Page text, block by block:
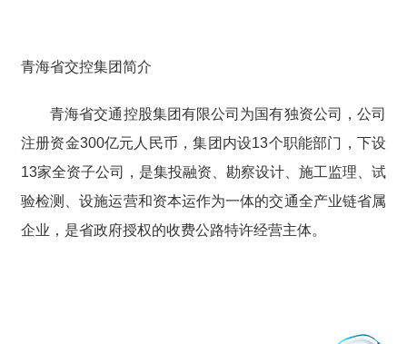
青海省交控集团简介
青海省交通控股集团有限公司为国有独资公司，公司
注册资金300亿元人民币，集团内设13个职能部门，下设
13家全资子公司，是集投融资、勘察设计、施工监理、试
验检测、设施运营和资本运作为一体的交通全产业链省属
企业，是省政府授权的收费公路特许经营主体。